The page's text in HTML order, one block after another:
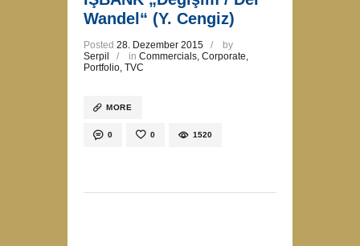
Wandel“ (Y. Cengiz)
Posted 28. Dezember 2015
by
Serpil
in Commercials, Corporate,
Portfolio, TVC
MORE
0 0 1520